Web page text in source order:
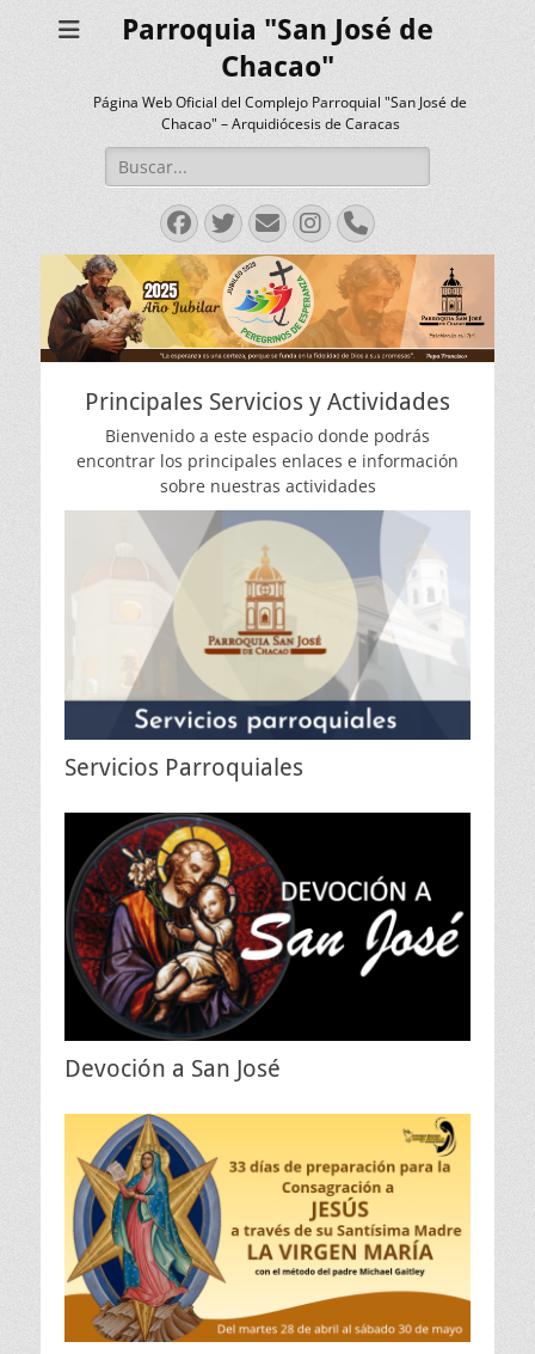
Parroquia "San José de
Chacao"
Página Web Oficial del Complejo Parroquial "San José de
Chacao" – Arquidiócesis de Caracas
Buscar:
Facebook
Twitter
Correo
electrónico
Instagram
Teléfono
Principales Servicios y Actividades
Bienvenido a este espacio donde podrás
encontrar los principales enlaces e información
sobre nuestras actividades
Servicios Parroquiales
Devoción a San José